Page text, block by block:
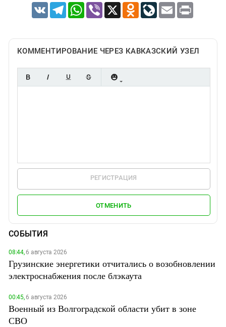
VK TelegramWhatsApp
Viber X Odnoklassniki
LiveJournal
Email Print
КОММЕНТИРОВАНИЕ ЧЕРЕЗ КАВКАЗСКИЙ УЗЕЛ
РЕГИСТРАЦИЯ
ОТМЕНИТЬ
СОБЫТИЯ
08:44,6 августа 2026
Грузинские энергетики отчитались о возобновлении
электроснабжения после блэкаута
00:45,6 августа 2026
Военный из Волгоградской области убит в зоне
СВО